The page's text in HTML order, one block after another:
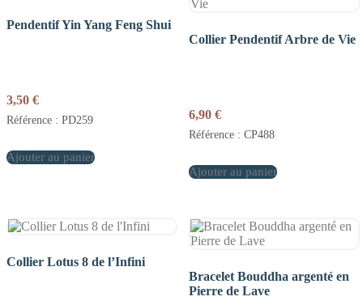
Pendentif Yin Yang Feng Shui
3,50 €
Référence : PD259
Ajouter au panier
Collier Pendentif Arbre de Vie
6,90 €
Référence : CP488
Ajouter au panier
Collier Lotus 8 de l’Infini
Bracelet Bouddha argenté en
Pierre de Lave